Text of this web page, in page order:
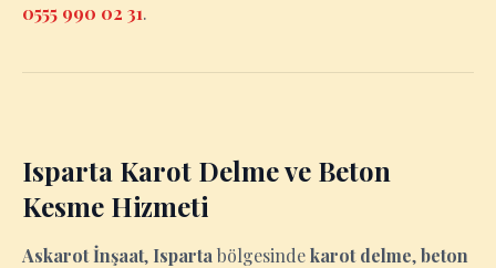
0555 990 02 31.
Isparta Karot Delme ve Beton
Kesme Hizmeti
Askarot İnşaat, Isparta bölgesindekarot delme,beton